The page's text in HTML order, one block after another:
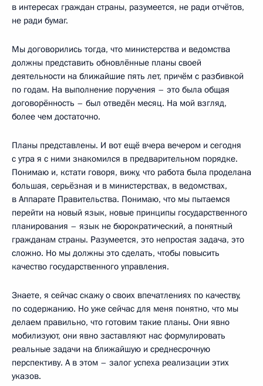
в интересах граждан страны, разумеется, не ради отчётов,
не ради бумаг.
Мы договорились тогда, что министерства и ведомства
должны представить обновлённые планы своей
деятельности на ближайшие пять лет, причём с разбивкой
по годам. На выполнение поручения – это была общая
договорённость – был отведён месяц. На мой взгляд,
более чем достаточно.
Планы представлены. И вот ещё вчера вечером и сегодня
с утра я с ними знакомился в предварительном порядке.
Понимаю и, кстати говоря, вижу, что работа была проделана
большая, серьёзная и в министерствах, в ведомствах,
в Аппарате Правительства. Понимаю, что мы пытаемся
перейти на новый язык, новые принципы государственного
планирования – язык не бюрократический, а понятный
гражданам страны. Разумеется, это непростая задача, это
сложно. Но мы должны это сделать, чтобы повысить
качество государственного управления.
Знаете, я сейчас скажу о своих впечатлениях по качеству,
по содержанию. Но уже сейчас для меня понятно, что мы
делаем правильно, что готовим такие планы. Они явно
мобилизуют, они явно заставляют нас формулировать
реальные задачи на ближайшую и среднесрочную
перспективу. А в этом – залог успеха реализации этих
указов.